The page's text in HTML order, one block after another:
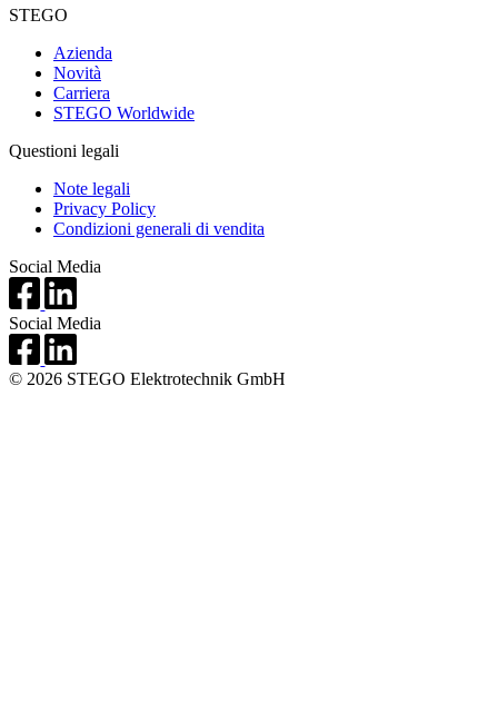
STEGO
Azienda
Novità
Carriera
STEGO Worldwide
Questioni legali
Note legali
Privacy Policy
Condizioni generali di vendita
Social Media
Social Media
© 2026 STEGO Elektrotechnik GmbH